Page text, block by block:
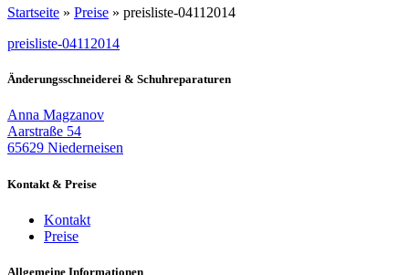
Startseite » Preise » preisliste-04112014
preisliste-04112014
Änderungsschneiderei & Schuhreparaturen
Anna Magzanov
Aarstraße 54
65629 Niederneisen
Kontakt & Preise
Kontakt
Preise
Allgemeine Informationen